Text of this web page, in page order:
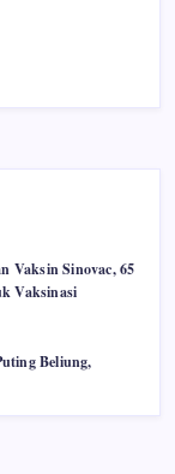
Vaksin Sinovac, 65
Vaksinasi
Beliung,